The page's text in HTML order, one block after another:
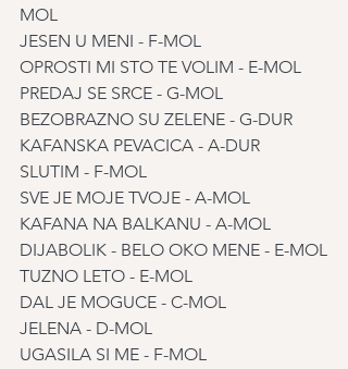
MOL
JESEN U MENI - F-MOL
OPROSTI MI STO TE VOLIM - E-MOL
PREDAJ SE SRCE - G-MOL
BEZOBRAZNO SU ZELENE - G-DUR
KAFANSKA PEVACICA - A-DUR
SLUTIM - F-MOL
SVE JE MOJE TVOJE - A-MOL
KAFANA NA BALKANU - A-MOL
DIJABOLIK - BELO OKO MENE - E-MOL
TUZNO LETO - E-MOL
DAL JE MOGUCE - C-MOL
JELENA - D-MOL
UGASILA SI ME - F-MOL